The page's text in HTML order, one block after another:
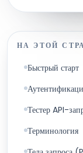
НА ЭТОЙ
Быстрый старт
Тестер API-
Терминология